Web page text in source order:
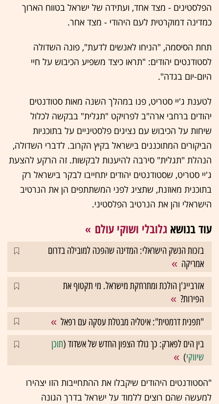
הפלסטינים - מצד אחד, ועתידה של ישראל בטווח הארוך
כמדינה דמוקרטית לעם היהודי - מצד אחר.
תחת הסיסמה, "הניחו לאנשים לדעת", פונה השדולה
לסטודנטים יהודים: "תראו כיצד משפיע הכיבוש על חיי
היום-יום בגדה".
לטענת ג'יי סטריט, פנו במהלך השנה מאות סטודנטים
יהודים ברחבי ארה"ב לפרויקט "תגלית" בבקשה לכלול
שיחות על הכיבוש עם נציגים פלסטיניים על בתוכניות
הביקורים המתוכננים בישראל בקיץ הקרוב. לדברי השדולה,
הנהלת "תגלית" סירבה להיענות לבקשות. זה הרקע להצעת
ג'יי סטריט, שסטודנטים יהודים יתחייבו לבקר בישראל רק
בתוכנית מאוזנת, שתציג לפני המשתתפים הן את הנרטיב
הישראלי והן את הנרטיב הפלסטיני.
עוד בנושא גלובלי ושוקי עולם
בזכות הנשק הישראלי: המדינה שהפכה למובילה בדרום
אמריקה
אזרבייג'ן הולכת ומתרחקת מישראל. מי תקטוף את
הפירות?
"תפנית דרמטית": איטליה מבטלת עסקה עם רפאל
בין הים לפארק: כך נולד הצפון החדש של אשדוד (תוכן
שיווקי)
"הסטודנטים היהודים שיקבלו את ההתחייבות הזו יצהירו
למעשה שהם רוצים ללמוד על ישראל בדרך הגונה